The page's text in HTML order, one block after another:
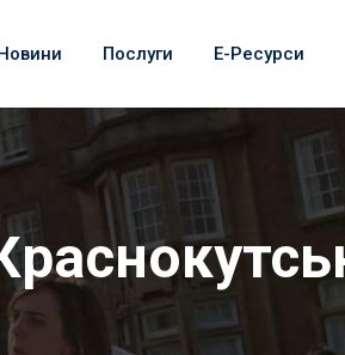
Послуги Е-Ресурси